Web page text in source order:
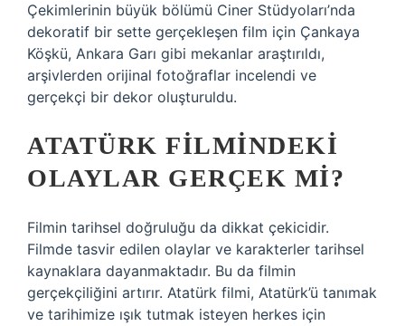
Çekimlerinin büyük bölümü Ciner Stüdyoları’nda
dekoratif bir sette gerçekleşen film için Çankaya
Köşkü, Ankara Garı gibi mekanlar araştırıldı,
arşivlerden orijinal fotoğraflar incelendi ve
gerçekçi bir dekor oluşturuldu.
ATATÜRK FILMINDEKI
OLAYLAR GERÇEK MI?
Filmin tarihsel doğruluğu da dikkat çekicidir.
Filmde tasvir edilen olaylar ve karakterler tarihsel
kaynaklara dayanmaktadır. Bu da filmin
gerçekçiliğini artırır. Atatürk filmi, Atatürk’ü tanımak
ve tarihimize ışık tutmak isteyen herkes için